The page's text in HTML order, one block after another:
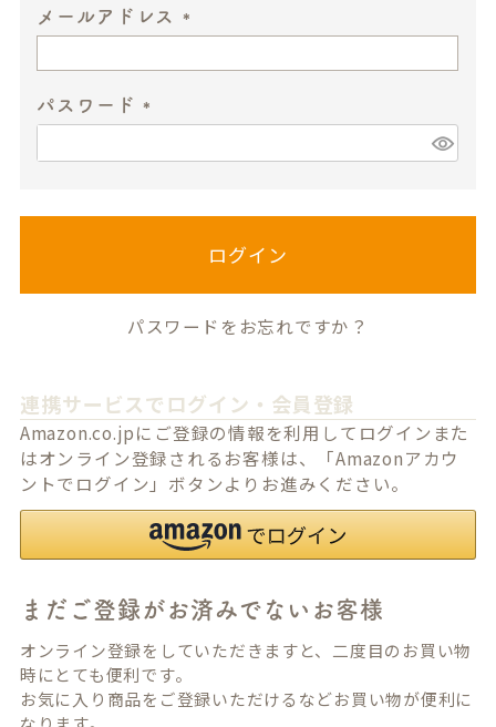
メールアドレス
パスワード
必
ログイン
パスワードをお忘れですか？
連携サービスでログイン・会員登録
Amazon.co.jpにご登録の情報を利用してログインまた
はオンライン登録されるお客様は、「Amazonアカウ
ントでログイン」ボタンよりお進みください。
まだご登録がお済みでないお客様
オンライン登録をしていただきますと、二度目のお買い物
時にとても便利です。
お気に入り商品をご登録いただけるなどお買い物が便利に